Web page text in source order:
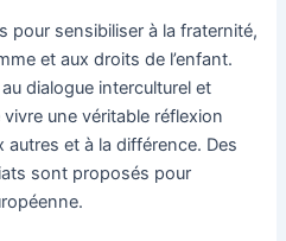
pour sensibiliser à la fraternité,
et aux droits de l’enfant.
dialogue interculturel et
une véritable réflexion
autres et à la différence. Des
sont proposés pour